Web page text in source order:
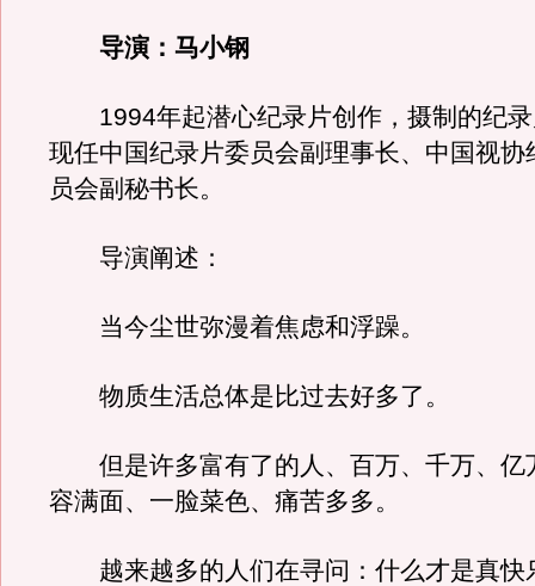
导演：马小钢
1994年起潜心纪录片创作，摄制的纪录
现任中国纪录片委员会副理事长、中国视协
员会副秘书长。
导演阐述：
当今尘世弥漫着焦虑和浮躁。
物质生活总体是比过去好多了。
但是许多富有了的人、百万、千万、亿
容满面、一脸菜色、痛苦多多。
越来越多的人们在寻问：什么才是真快